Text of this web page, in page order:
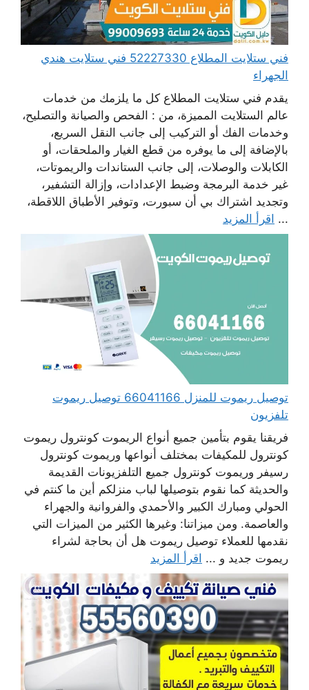
فني ستلايت المطلاع 52227330 فني ستلايت هندي
الجهراء
يقدم فني ستلايت المطلاع كل ما يلزمك من خدمات
عالم الستلايت المميزة، من : الفحص والصيانة والتصليح،
وخدمات الفك أو التركيب إلى جانب النقل السريع،
بالإضافة إلى ما يوفره من قطع الغيار والملحقات، أو
الكابلات والوصلات، إلى جانب الستاندات والريموتات،
غير خدمة البرمجة وضبط الإعدادات، وإزالة التشفير،
وتجديد اشتراك بي أن سبورت، وتوفير الأطباق اللاقطة،
... اقرأ المزيد
توصيل ريموت للمنزل 66041166 توصيل ريموت
تلفزيون
فريقنا يقوم بتأمين جميع أنواع الريموت كونترول ريموت
كونترول للمكيفات بمختلف أنواعها وريموت كونترول
رسيفر وريموت كونترول جميع التلفزيونات القديمة
والحديثة كما نقوم بتوصيلها لباب منزلكم أين ما كنتم في
الحولي ومبارك الكبير والأحمدي والفروانية والجهراء
والعاصمة. ومن ميزاتنا: وغيرها الكثير من الميزات التي
نقدمها للعملاء توصيل ريموت هل أن بحاجة لشراء
ريموت جديد و ... اقرأ المزيد